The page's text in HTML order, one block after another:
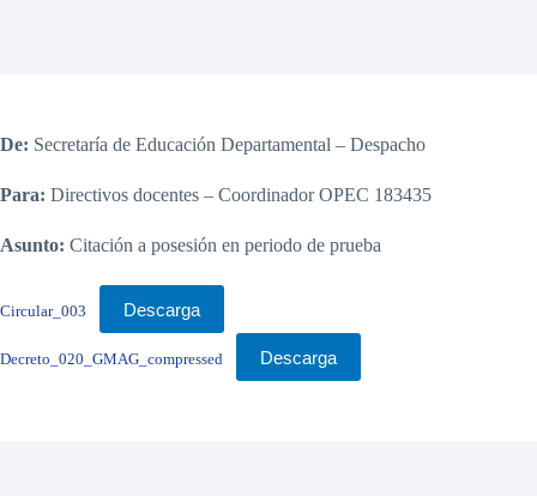
De: Secretaría de Educación Departamental – Despacho
Para: Directivos docentes – Coordinador OPEC 183435
Asunto: Citación a posesión en periodo de prueba
Circular_003 Descarga
Decreto_020_GMAG_compressed Descarga